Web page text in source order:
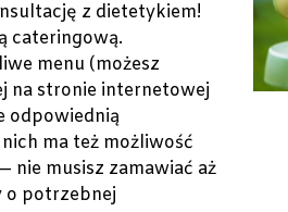
z dietetykiem!
cateringową.
menu (możesz
na stronie internetowej
odpowiednią
ma też możliwość
musisz zamawiać aż
o potrzebnej